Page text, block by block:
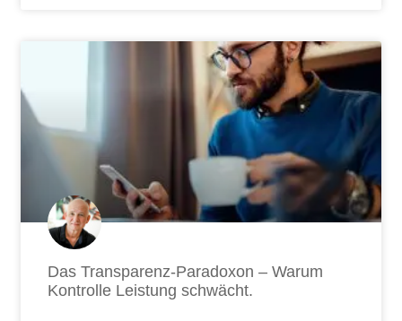
Das Transparenz-Paradoxon – Warum
Kontrolle Leistung schwächt.